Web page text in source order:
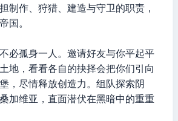
制作、狩猎、建造与守卫的职责，
国。
必孤身一人。邀请好友与你平起平
地，看看各自的抉择会把你们引向
，尽情释放创造力。组队探索阴
加维亚，直面潜伏在黑暗中的重重